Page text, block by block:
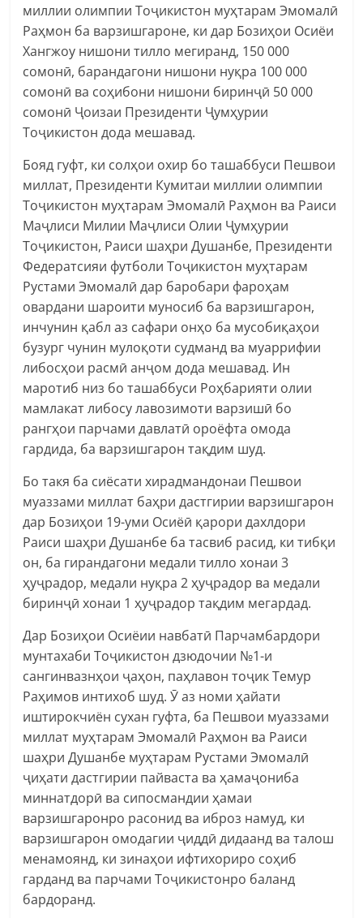
миллии олимпии Тоҷикистон муҳтарам Эмомалӣ
Раҳмон ба варзишгароне, ки дар Бозиҳои Осиёи
Хангжоу нишони тилло мегиранд, 150 000
сомонӣ, барандагони нишони нуқра 100 000
сомонӣ ва соҳибони нишони биринҷӣ 50 000
сомонӣ Ҷоизаи Президенти Ҷумҳурии
Тоҷикистон дода мешавад.
Бояд гуфт, ки солҳои охир бо ташаббуси Пешвои
миллат, Президенти Кумитаи миллии олимпии
Тоҷикистон муҳтарам Эмомалӣ Раҳмон ва Раиси
Маҷлиси Милии Маҷлиси Олии Ҷумҳурии
Тоҷикистон, Раиси шаҳри Душанбе, Президенти
Федератсияи футболи Тоҷикистон муҳтарам
Рустами Эмомалӣ дар баробари фароҳам
овардани шароити муносиб ба варзишгарон,
инчунин қабл аз сафари онҳо ба мусобиқаҳои
бузург чунин мулоқоти судманд ва муаррифии
либосҳои расмӣ анҷом дода мешавад. Ин
маротиб низ бо ташаббуси Роҳбарияти олии
мамлакат либосу лавозимоти варзишӣ бо
рангҳои парчами давлатӣ ороёфта омода
гардида, ба варзишгарон тақдим шуд.
Бо такя ба сиёсати хирадмандонаи Пешвои
муаззами миллат баҳри дастгирии варзишгарон
дар Бозиҳои 19-уми Осиёӣ қарори дахлдори
Раиси шаҳри Душанбе ба тасвиб расид, ки тибқи
он, ба гирандагони медали тилло хонаи 3
ҳуҷрадор, медали нуқра 2 ҳуҷрадор ва медали
биринҷӣ хонаи 1 ҳуҷрадор тақдим мегардад.
Дар Бозиҳои Осиёии навбатӣ Парчамбардори
мунтахаби Тоҷикистон дзюдочии №1-и
сангинвазнҳои ҷаҳон, паҳлавон тоҷик Темур
Раҳимов интихоб шуд. Ӯ аз номи ҳайати
иштирокчиён сухан гуфта, ба Пешвои муаззами
миллат муҳтарам Эмомалӣ Раҳмон ва Раиси
шаҳри Душанбе муҳтарам Рустами Эмомалӣ
ҷиҳати дастгирии пайваста ва ҳамаҷониба
миннатдорӣ ва сипосмандии ҳамаи
варзишгаронро расонид ва иброз намуд, ки
варзишгарон омодагии ҷиддӣ дидаанд ва талош
менамоянд, ки зинаҳои ифтихориро соҳиб
гарданд ва парчами Тоҷикистонро баланд
бардоранд.